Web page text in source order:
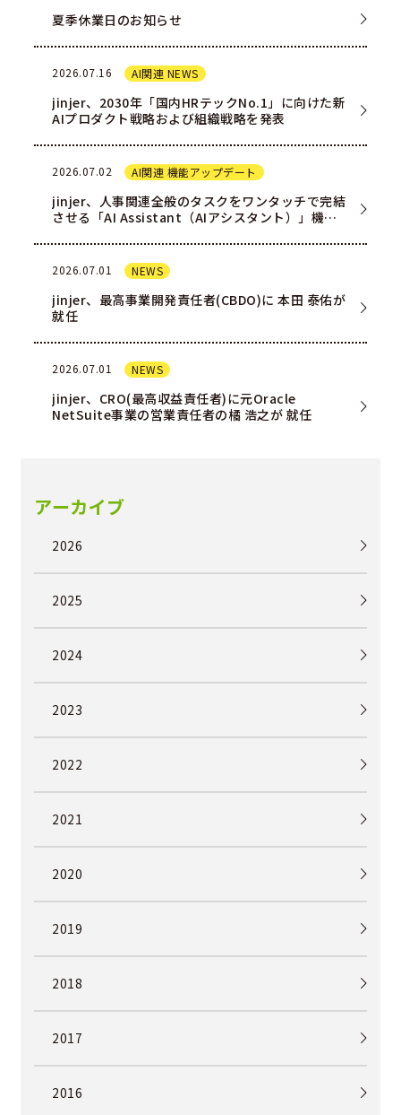
夏季休業日のお知らせ
2026.07.16 AI関連 NEWS
jinjer、2030年「国内HRテックNo.1」に向けた新
AIプロダクト戦略および組織戦略を発表
2026.07.02 AI関連 機能アップデート
jinjer、人事関連全般のタスクをワンタッチで完結
させる「AI Assistant（AIアシスタント）」機能
2026.07.01 NEWS
jinjer、最高事業開発責任者(CBDO)に 本田 泰佑が
就任
2026.07.01 NEWS
jinjer、CRO(最高収益責任者)に元Oracle
NetSuite事業の営業責任者の橘 浩之が 就任
アーカイブ
2026
2025
2024
2023
2022
2021
2020
2019
2018
2017
2016